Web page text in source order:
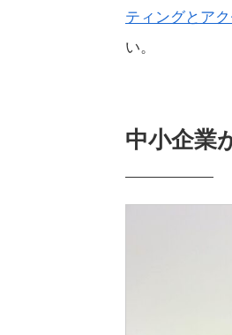
ティングとア
い。
中小企業